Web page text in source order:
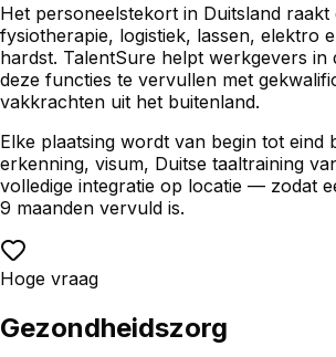
Het personeelstekort in Duitsland raakt
fysiotherapie, logistiek, lassen, elektro
hardst. TalentSure helpt werkgevers in
deze functies te vervullen met
vakkrachten uit het buitenland.
Elke plaatsing wordt van begin tot eind
erkenning, visum, Duitse taaltraining
volledige integratie op locatie — zodat
9 maanden vervuld is.
Hoge vraag
Gezondheidszorg